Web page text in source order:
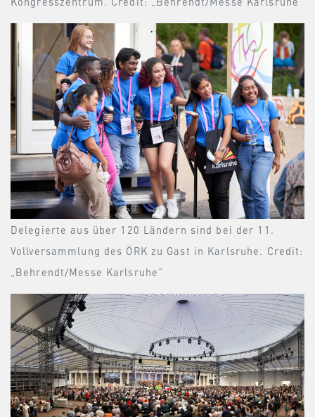
Delegierte aus über 120 Ländern sind bei der 11.
Vollversammlung des ÖRK zu Gast in Karlsruhe. Credit:
„Behrendt/Messe Karlsruhe“